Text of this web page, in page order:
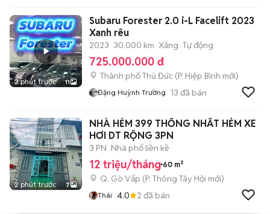
2 phút trước 11
Subaru Forester 2.0 i-L Facelift 2023
Xanh rêu
2023 30.000 km Xăng Tự động
725.000.000 đ
Thành phố Thủ Đức (P. Hiệp Bình mới)
Đặng Huỳnh Trường 13 đã bán
2 phút trước 7
NHÀ HẺM 399 THỐNG NHẤT HẺM XE
HƠI DT RỘNG 3PN
3 PN Nhà phố liền kề
12 triệu/tháng 60 m²
Q. Gò Vấp (P. Thông Tây Hội mới)
Thái 4.0 2 đã bán